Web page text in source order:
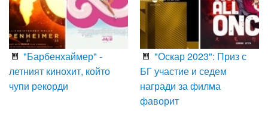
"Барбенхаймер" -
летният кинохит, който
чупи рекорди
"Оскар 2023": Приз с
БГ участие и седем
награди за филма
фаворит